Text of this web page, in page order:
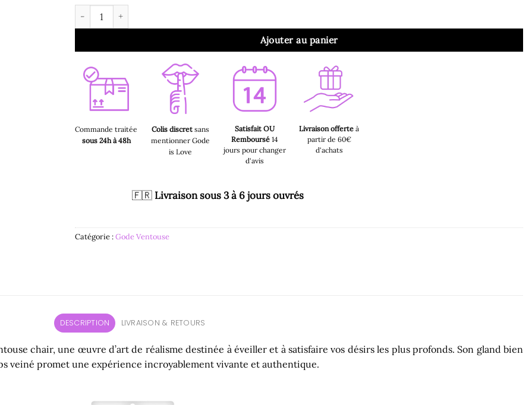
Ajouter au panier
Commande traitée
sous 24h à 48h
Colis discret sans
mentionner Gode
is Love
Satisfait OU
Remboursé 14
jours pour changer
d'avis
Livraison offerte à
partir de 60€
d'achats
🇫🇷 Livraison sous 3 à 6 jours ouvrés
Catégorie :Gode Ventouse
DESCRIPTION LIVRAISON & RETOURS
chair, une œuvre d’art de réalisme destinée à éveiller et à satisfaire vos désirs les plus profonds. Son gland bien
veiné promet une expérience incroyablement vivante et authentique.